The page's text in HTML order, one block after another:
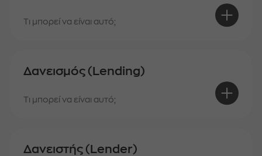
Τι μπορεί να είναι αυτό;
Δανεισμός (Lending)
Τι μπορεί να είναι αυτό;
Δανειστής (Lender)